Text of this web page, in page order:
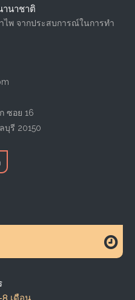
านาชาติ
พ จากประสบการณ์ในการทำ
ซอย 16
บุรี 20150